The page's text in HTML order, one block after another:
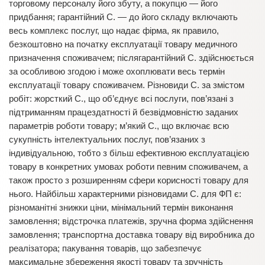
торговому персоналу його збуту, а покупцю — його
придбання; гарантійний С. — до його складу включають
весь комплекс послуг, що надає фірма, як правило,
безкоштовно на початку експлуатації товару медичного
призначення споживачем; післягарантійний С. здійснюється
за особливою згодою і може охоплювати весь термін
експлуатації товару споживачем. Різновиди С. за змістом
робіт: жорсткий С., що об’єднує всі послуги, пов’язані з
підтриманням працездатності й безвідмовністю заданих
параметрів роботи товару; м’який С., що включає всю
сукупність інтелектуальних послуг, пов’язаних з
індивідуальною, тобто з більш ефективною експлуатацією
товару в конкретних умовах роботи певним споживачем, а
також просто з розширенням сфери корисності товару для
нього. Найбільш характерними різновидами С. для ФП є:
різноманітні знижки ціни, мінімальний термін виконання
замовлення; відстрочка платежів, зручна форма здійснення
замовлення; транспортна доставка товару від виробника до
реалізатора; пакування товарів, що забезпечує
максимальне збереження якості товару та зручність